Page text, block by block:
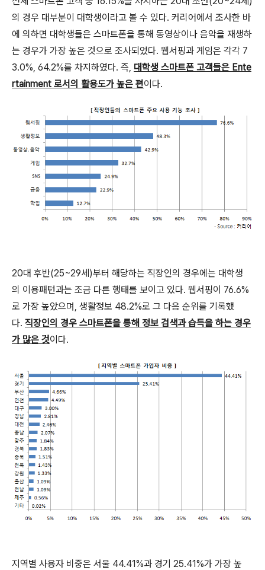
의 경우 대부분이 대학생이라고 볼 수 있다. 커리어에서 조사한 바
에 의하면 대학생들은 스마트폰을 통해 동영상이나 음악을 재생하
는 경우가 가장 높은 것으로 조사되었다. 웹서핑과 게임은 각각 7
3.0%, 64.2%를 차지하였다. 즉, 대학생 스마트폰 고객들은 Ente
rtainment 로서의 활용도가 높은 편이다.
20대 후반(25~29세)부터 해당하는 직장인의 경우에는 대학생
의 이용패턴과는 조금 다른 행태를 보이고 있다. 웹서핑이 76.6%
로 가장 높았으며, 생활정보 48.2%로 그 다음 순위를 기록했
다. 직장인의 경우 스마트폰을 통해 정보 검색과 습득을 하는 경우
가 많은 것이다.
지역별 사용자 비중은 서울 44.41%과 경기 25.41%가 가장 높